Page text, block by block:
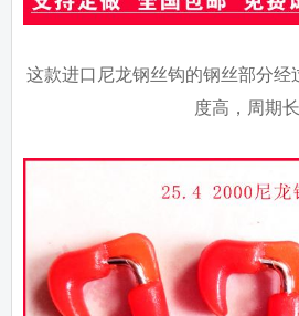
这款进口尼龙钢丝钩的钢丝部分经
度高，周期长